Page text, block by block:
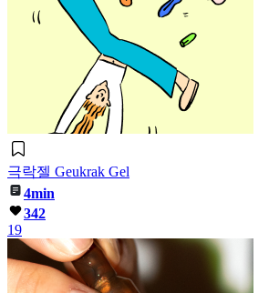
극락젤 Geukrak Gel
4min
342
19